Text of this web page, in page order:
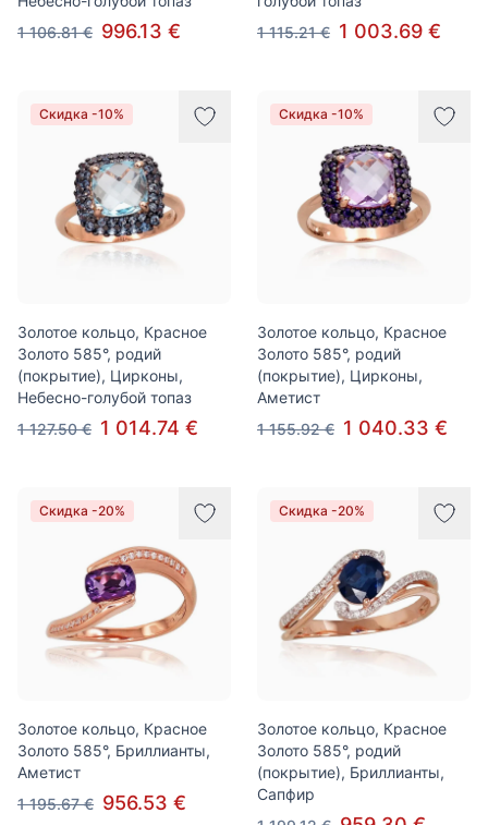
1 106.81 € 996.13 €
1 115.21 € 1 003.69 €
Скидка -10%
Золотое кольцо, Красное
Золото 585°, родий
(покрытие), Цирконы,
Небесно-голубой топаз
1 127.50 € 1 014.74 €
Скидка -10%
Золотое кольцо, Красное
Золото 585°, родий
(покрытие), Цирконы,
Аметист
1 155.92 € 1 040.33 €
Скидка -20%
Золотое кольцо, Красное
Золото 585°, Бриллианты,
Аметист
1 195.67 € 956.53 €
Скидка -20%
Золотое кольцо, Красное
Золото 585°, родий
(покрытие), Бриллианты,
Сапфир